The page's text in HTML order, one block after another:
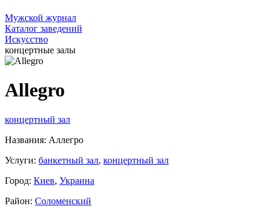
Мужской журнал
Каталог заведений
Искусство
концертные залы
Allegro
концертный зал
Названия: Аллегро
Услуги: банкетный зал, концертный зал
Город: Киев, Украина
Район: Соломенский